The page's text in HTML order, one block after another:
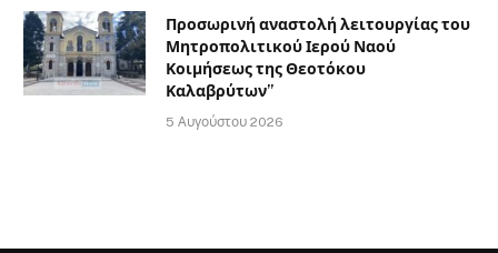
Προσωρινή αναστολή λειτουργίας του
Μητροπολιτικού Ιερού Ναού
Κοιμήσεως της Θεοτόκου
Καλαβρύτων”
5 Αυγούστου 2026